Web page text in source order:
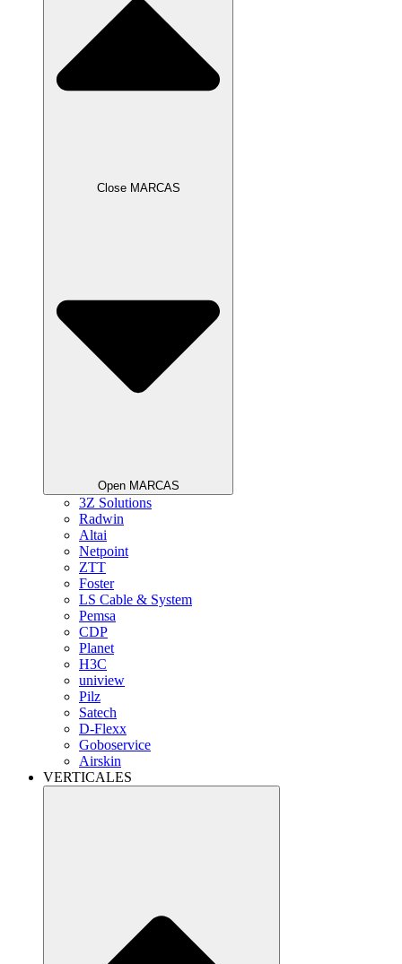
Close MARCAS
Open MARCAS
3Z Solutions
Radwin
Altai
Netpoint
ZTT
Foster
LS Cable & System
Pemsa
CDP
Planet
H3C
uniview
Pilz
Satech
D-Flexx
Goboservice
Airskin
VERTICALES